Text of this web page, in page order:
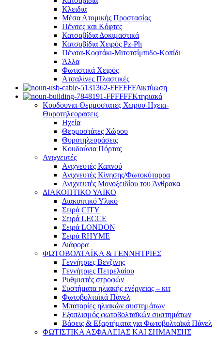
Κλειδιά
Μέσα Ατομικής Προστασίας
Πένσες και Κόφτες
Κατσαβίδια Δοκιμαστικά
Κατσαβίδια Χειρός Pz-Ph
Πένσα-Κοφτάκι-Μιτοτσίμπιδο-Κοπίδι
Άλλα
Φωτιστικά Χειρός
Ατσαλίνες Πλαστικές
Δικτύωση
Κτηριακά
Κουδουνια-Θερμοστατες Χωρου-Ηχεια-
Θυροτηλεορασεις
Ηχεία
Θερμοστάτες Χώρου
Θυροτηλεοράσεις
Κουδούνια Πόρτας
Ανιχνευτές
Ανιχνευτές Καπνού
Ανιχνευτές Κίνησης/Φωτοκύταρρα
Ανιχνευτές Μονοξειδίου του Άνθρακα
ΔΙΑΚΟΠΤΙΚΟ ΥΛΙΚΟ
Διακοπτικό Υλικό
Σειρά CITY
Σειρά LECCE
Σειρά LONDON
Σειρά RHYME
Διάφορα
ΦΩΤΟΒΟΛΤΑΪΚΑ & ΓΕΝΝΗΤΡΙΕΣ
Γεννήτριες Βενζίνης
Γεννήτριες Πετρελαίου
Ρυθμιστές στροφών
Συστήματα ηλιακής ενέργειας – κιτ
Φωτοβολταϊκά Πάνελ
Μπαταρίες ηλιακών συστημάτων
Εξοπλισμός φωτοβολταϊκών συστημάτων
Βάσεις & Εξαρτήματα για Φωτοβολταϊκά Πάνελ
ΦΩΤΙΣΤΙΚΑ ΑΣΦΑΛΕΙΑΣ ΚΑΙ ΣΗΜΑΝΣΗΣ